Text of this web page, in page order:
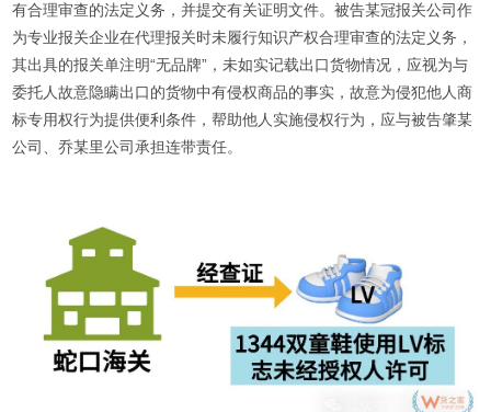
有合理审查的法定义务，并提交有关证明文件。被告某冠报关公司作
为专业报关企业在代理报关时未履行知识产权合理审查的法定义务，
其出具的报关单注明“无品牌”，未如实记载出口货物情况，应视为与
委托人故意隐瞒出口的货物中有侵权商品的事实，故意为侵犯他人商
标专用权行为提供便利条件，帮助他人实施侵权行为，应与被告肇某
公司、乔某里公司承担连带责任。